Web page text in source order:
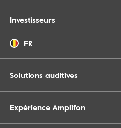
Investisseurs
FR
Solutions auditives
Expérience Amplifon